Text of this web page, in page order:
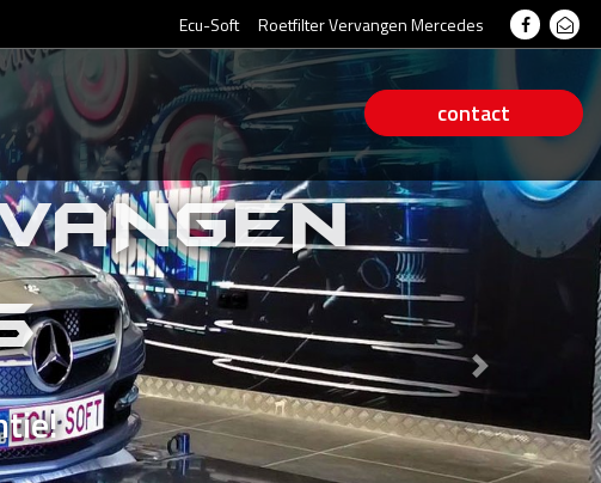
Ecu-Soft Roetfilter Vervangen Mercedes
contact